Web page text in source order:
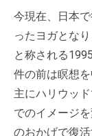
今現在、日本
ったヨガとな
と称される
件の前は瞑想
主にハリウッ
でのイメージ
のおかげで復